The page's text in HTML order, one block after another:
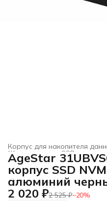
Корпус для накопителя
Жесткие диски, SSD и
Электроника ›
Главная ›
AgeStar
корпус SSD
алюминий
2 020 ₽2 525 ₽−20%